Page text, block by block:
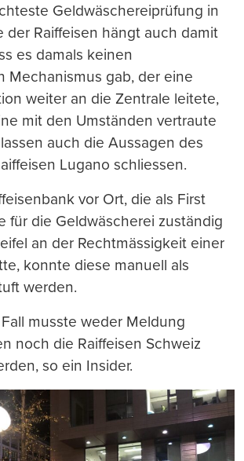
Geldwäschereiprüfung in
der Raiffeisen hängt auch damit
es damals keinen
Mechanismus gab, der eine
weiter an die Zentrale leitete,
mit den Umständen vertraute
auch die Aussagen des
Lugano schliessen.
vor Ort, die als First
für die Geldwäscherei zuständig
an der Rechtmässigkeit einer
konnte diese manuell als
werden.
musste weder Meldung
noch die Raiffeisen Schweiz
so ein Insider.